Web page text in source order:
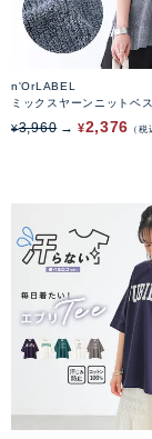
n'OrLABEL
ミックスヤーンニットベ
¥3,960 ¥2,376 税